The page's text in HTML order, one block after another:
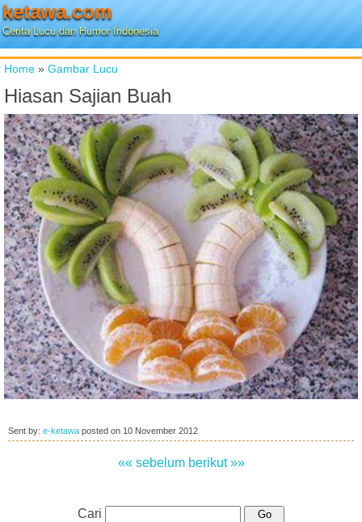
ketawa.com
Cerita Lucu dan Humor Indonesia
Home » Gambar Lucu
Hiasan Sajian Buah
Sent by: e-ketawa posted on 10 November 2012
«« sebelum berikut »»
Cari